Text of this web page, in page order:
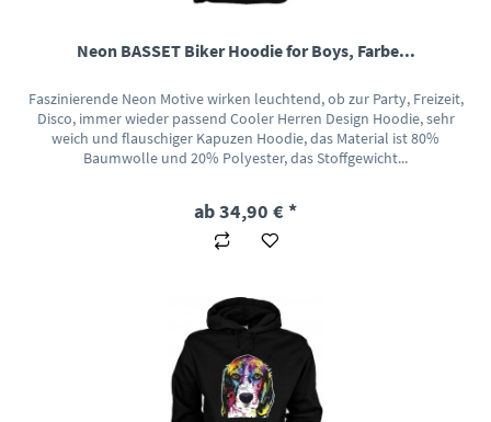
Neon BASSET Biker Hoodie for Boys, Farbe...
Faszinierende Neon Motive wirken leuchtend, ob zur Party, Freizeit,
Disco, immer wieder passend Cooler Herren Design Hoodie, sehr
weich und flauschiger Kapuzen Hoodie, das Material ist 80%
Baumwolle und 20% Polyester, das Stoffgewicht...
ab 34,90 € *